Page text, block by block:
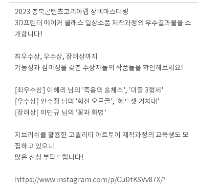
2023 충북콘텐츠코리아랩 장비마스터링
3D프린터 메이커 클래스 일상소품 제작과정의 우수결과물을 소
개합니다!
최우수상, 우수상, 장려상까지
기능성과 심미성을 갖춘 수상자들의 작품들을 확인해보세요!
[최우수상] 이혜리 님의 '죽음의 술체스', '미플 3형제'
[우수상] 안수정 님의 '회전 오르골', '헤드셋 거치대'
[장려상] 이민규 님의 '꽃과 화병'
지브러쉬를 활용한 고퀄리티 아트토이 제작과정의 교육생도 모
집하고 있으니
많은 신청 부탁드립니다!
https://www.instagram.com/p/CuDtKSVv87X/?